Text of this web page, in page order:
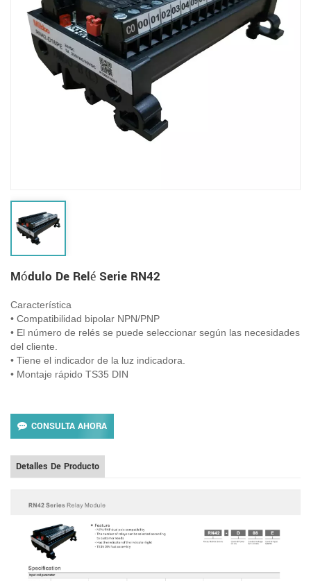
Módulo De Relé Serie RN42
Característica
• Compatibilidad bipolar NPN/PNP
• El número de relés se puede seleccionar según las necesidades
del cliente.
• Tiene el indicador de la luz indicadora.
• Montaje rápido TS35 DIN
CONSULTA AHORA
Detalles De Producto